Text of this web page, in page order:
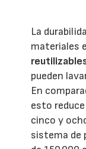
La
materiales
pueden
En
esto
cinco y
sistema de